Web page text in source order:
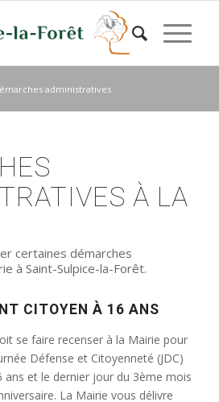
administratives
À LA
certaines démarches
à Saint-Sulpice-la-Forêt.
CITOYEN À 16 ANS
se faire recenser à la Mairie pour
Défense et Citoyenneté (JDC)
ans et le dernier jour du 3ème mois
La Mairie vous délivre